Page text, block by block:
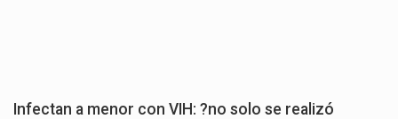
Infectan a menor con VIH: ?no solo se realizó